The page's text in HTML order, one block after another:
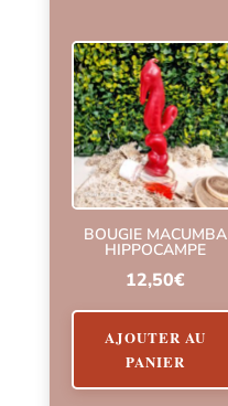
BOUGIE MACUMBA
HIPPOCAMPE
12,50€
AJOUTER AU
PANIER